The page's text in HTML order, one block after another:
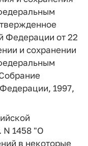
Федерации от 22
и сохранении
1997,
N 1458 "О
в некоторые